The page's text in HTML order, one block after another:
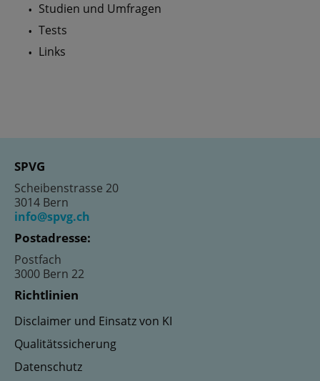
Studien und Umfragen
Tests
Links
SPVG
Scheibenstrasse 20
3014 Bern
info@spvg.ch
Postadresse:
Postfach
3000 Bern 22
Richtlinien
Disclaimer und Einsatz von KI
Qualitätssicherung
Datenschutz